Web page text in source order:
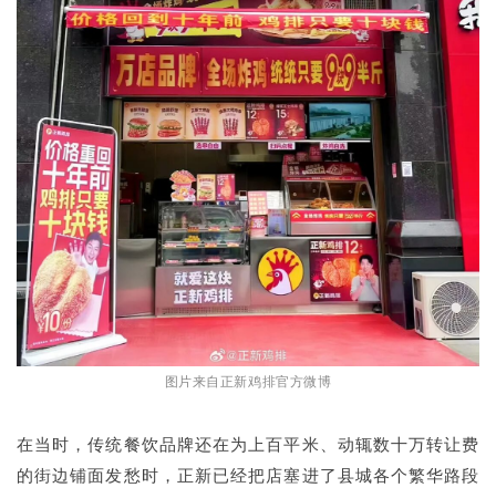
图片来自正新鸡排官方微博
在当时，传统餐饮品牌还在为上百平米、动辄数十万转让费
的街边铺面发愁时，正新已经把店塞进了县城各个繁华路段